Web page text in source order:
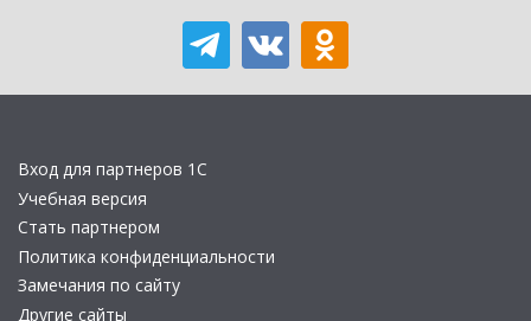
Вход для партнеров 1С
Учебная версия
Стать партнером
Политика конфиденциальности
Замечания по сайту
Другие сайты